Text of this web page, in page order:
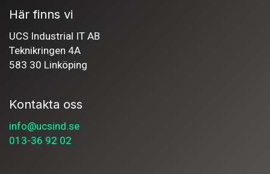
Här finns vi
UCS Industrial IT AB
Teknikringen 4A
583 30 Linköping
Kontakta oss
info@ucsind.se
013-36 92 02